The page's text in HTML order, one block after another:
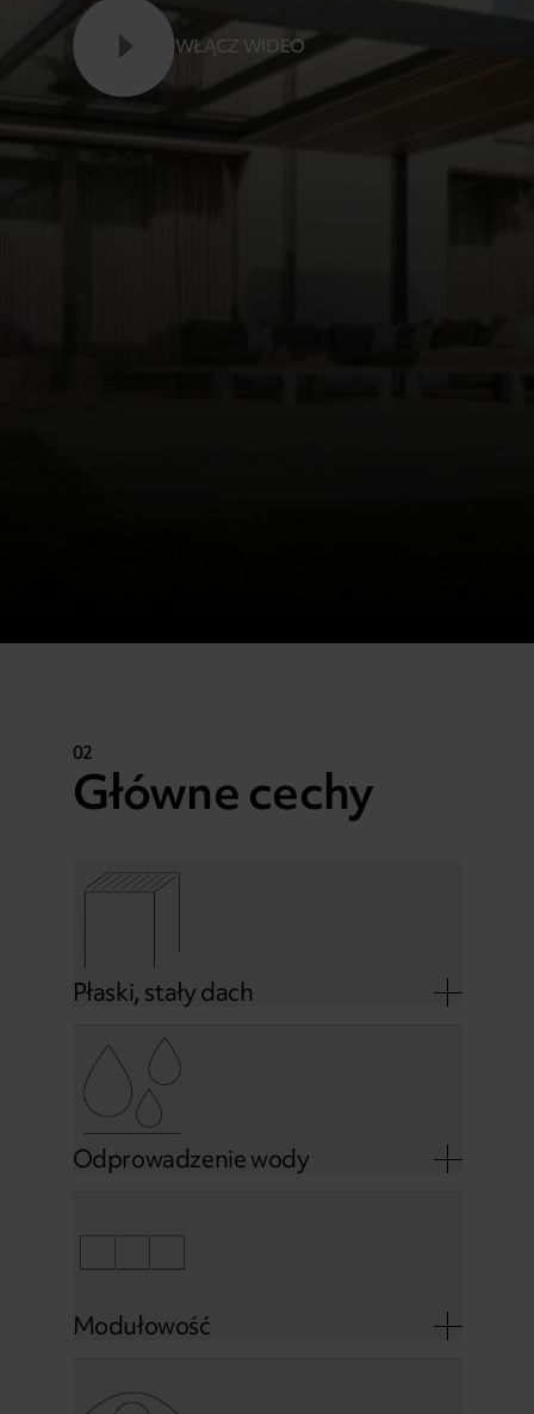
WŁĄCZ WIDEO
02
Główne cechy
Płaski, stały dach
Odprowadzenie wody
Modułowość